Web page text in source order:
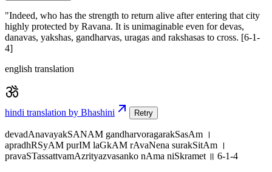
"Indeed, who has the strength to return alive after entering that city
highly protected by Ravana. It is unimaginable even for devas,
danavas, yakshas, gandharvas, uragas and rakshasas to cross. [6-1-
4]
english translation
hindi translation by Bhashini Retry
devadAnavayakSANAM gandharvoragarakSasAm ।
apradhRSyAM purIM laGkAM rAvaNena surakSitAm ।
pravaSTassattvamAzrityazvasanko nAma niSkramet ॥ 6-1-4